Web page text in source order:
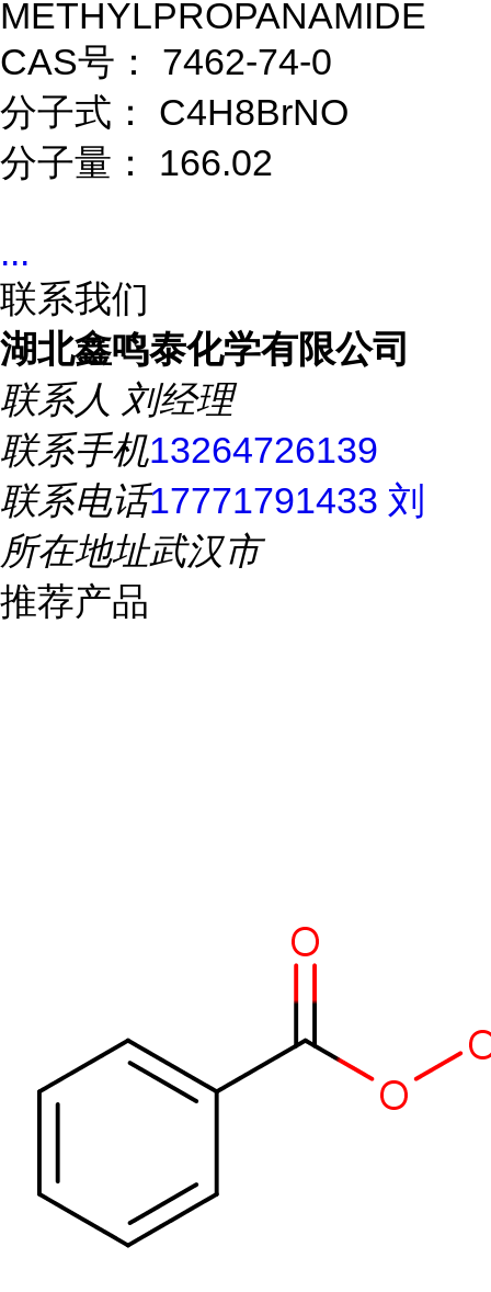
METHYLPROPANAMIDE
CAS号： 7462-74-0
分子式： C4H8BrNO
分子量： 166.02
...
联系我们
湖北鑫鸣泰化学有限公司
联系人 刘经理
联系手机13264726139
联系电话17771791433 刘
所在地址武汉市
推荐产品